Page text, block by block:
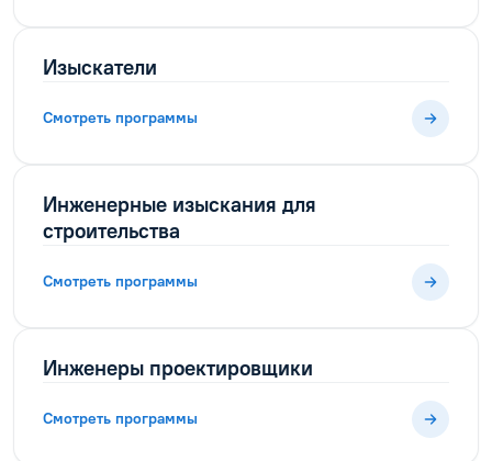
Изыскатели
Смотреть программы
Инженерные изыскания для
строительства
Смотреть программы
Инженеры проектировщики
Смотреть программы